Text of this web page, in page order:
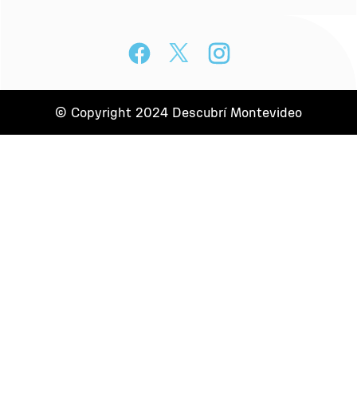
© Copyright 2024 Descubrí Montevideo